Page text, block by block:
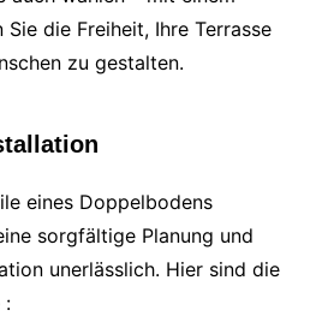
die Freiheit, Ihre Terrasse
zu gestalten.
eines Doppelbodens
sorgfältige Planung und
unerlässlich. Hier sind die
: